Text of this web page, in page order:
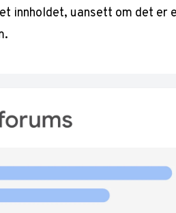
innholdet, uansett om det er